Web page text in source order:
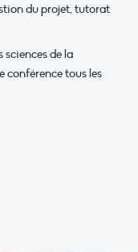
du projet, tutorat
sciences de la
conférence tous les